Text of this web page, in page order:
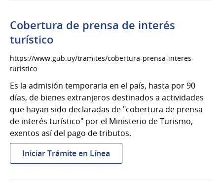
Cobertura de prensa de interés
turístico
https://www.gub.uy/tramites/cobertura-prensa-interes-
turistico
Es la admisión temporaria en el país, hasta por 90
días, de bienes extranjeros destinados a actividades
que hayan sido declaradas de "cobertura de prensa
de interés turístico" por el Ministerio de Turismo,
exentos así del pago de tributos.
Iniciar Trámite en Línea
Cobertura